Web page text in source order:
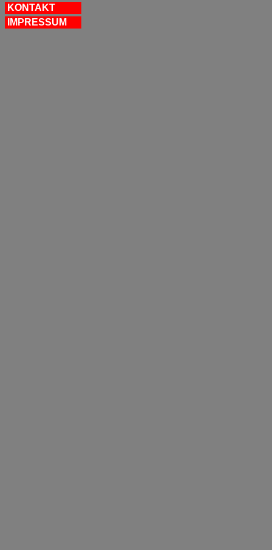
KONTAKT
IMPRESSUM